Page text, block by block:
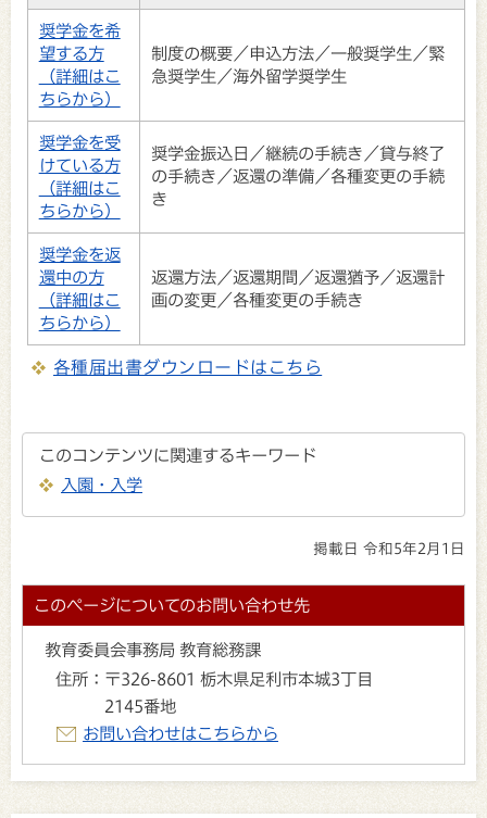
奨学金を希
望する方
（詳細はこ
ちらから）
制度の概要／申込方法／一般奨学生／緊
急奨学生／海外留学奨学生
奨学金を受
けている方
（詳細はこ
ちらから）
奨学金振込日／継続の手続き／貸与終了
の手続き／返還の準備／各種変更の手続
き
奨学金を返
還中の方
（詳細はこ
ちらから）
返還方法／返還期間／返還猶予／返還計
画の変更／各種変更の手続き
各種届出書ダウンロードはこちら
このコンテンツに関連するキーワード
入園・入学
掲載日 令和5年2月1日
このページについてのお問い合わせ先
教育委員会事務局 教育総務課
住所： 〒326-8601 栃木県足利市本城3丁目
2145番地
お問い合わせはこちらから